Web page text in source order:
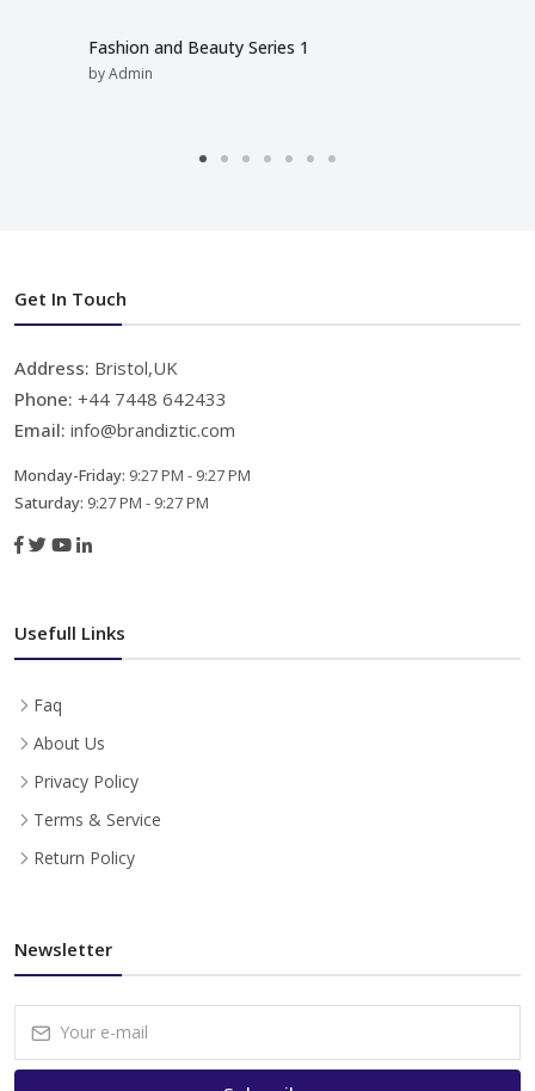
Fashion and Beauty Series 1
by Admin
Get In Touch
Address: Bristol,UK
Phone: +44 7448 642433
Email: info@brandiztic.com
Monday-Friday: 9:27 PM - 9:27 PM
Saturday: 9:27 PM - 9:27 PM
Usefull Links
Faq
About Us
Privacy Policy
Terms & Service
Return Policy
Newsletter